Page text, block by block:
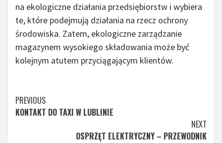
na ekologiczne działania przedsiębiorstw i wybiera
te, które podejmują działania na rzecz ochrony
środowiska. Zatem, ekologiczne zarządzanie
magazynem wysokiego składowania może być
kolejnym atutem przyciągającym klientów.
Continue
Reading
PREVIOUS
KONTAKT DO TAXI W LUBLINIE
NEXT
OSPRZĘT ELEKTRYCZNY – PRZEWODNIK